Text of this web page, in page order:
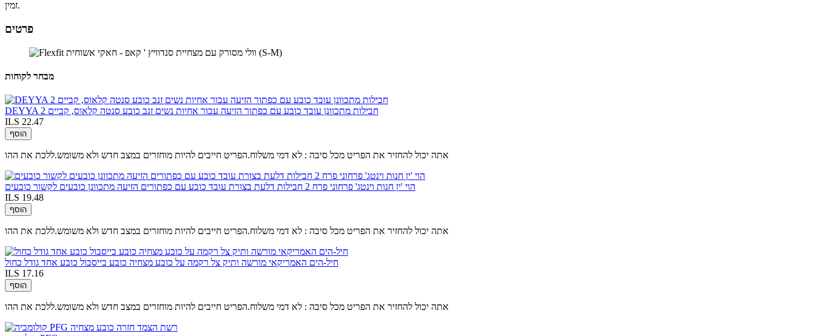
זמין.
פרטים
מבחר לקוחות
DEYYA 2 חבילות מתכוונן עובד כובע עם כפתור הזיעה עבור אחיות נשים זנב כובע סנטה קלאוס, קביים
ILS 22.47
הוסף
אתה יכול להחזיר את הפריט מכל סיבה : לא דמי משלוח.הפריט חייבים להיות מוחזרים במצב חדש ולא משומש.ללכת את ההו
הוי 'ין חנות וינטג' פרחוני פרח 2 חבילות דלעת בצורת עובד כובע עם כפתורים הזיעה מתכוונן כובעים לקשור כובעים
ILS 19.48
הוסף
אתה יכול להחזיר את הפריט מכל סיבה : לא דמי משלוח.הפריט חייבים להיות מוחזרים במצב חדש ולא משומש.ללכת את ההו
חיל-הים האמריקאי מורשה ותיק צל רקמה על כובע מצחיה כובע בייסבול כובע אחד גודל כחול
ILS 17.16
הוסף
אתה יכול להחזיר את הפריט מכל סיבה : לא דמי משלוח.הפריט חייבים להיות מוחזרים במצב חדש ולא משומש.ללכת את ההו